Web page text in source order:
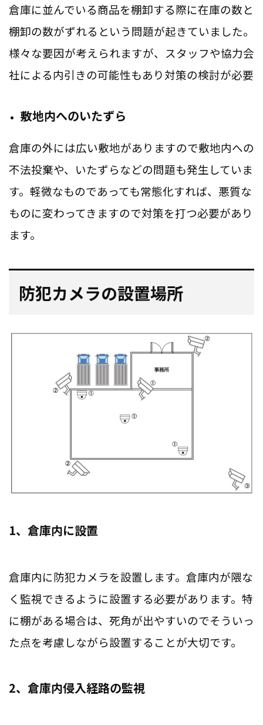
倉庫に並んでいる商品を棚卸する際に在庫の数と
棚卸の数がずれるという問題が起きていました。
様々な要因が考えられますが、スタッフや協力会
社による内引きの可能性もあり対策の検討が必要
敷地内へのいたずら
倉庫の外には広い敷地がありますので敷地内への
不法投棄や、いたずらなどの問題も発生していま
す。軽微なものであっても常態化すれば、悪質な
ものに変わってきますので対策を打つ必要があり
ます。
防犯カメラの設置場所
1、倉庫内に設置
倉庫内に防犯カメラを設置します。倉庫内が隈な
く監視できるように設置する必要があります。特
に棚がある場合は、死角が出やすいのでそういっ
た点を考慮しながら設置することが大切です。
2、倉庫内侵入経路の監視